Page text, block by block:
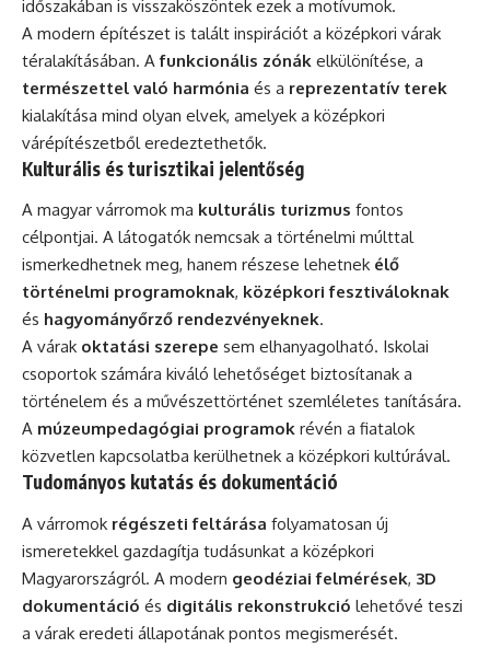
időszakában is visszaköszöntek ezek a motívumok.
A modern építészet is talált inspirációt a középkori várak
téralakításában. Afunkcionális zónák elkülönítése, a
természettel való harmónia és a reprezentatív terek
kialakítása mind olyan elvek, amelyek a középkori
várépítészetből eredeztethetők.
Kulturális és turisztikai jelentőség
A magyar várromok ma kulturális turizmus fontos
célpontjai. A látogatók nemcsak a történelmi múlttal
ismerkedhetnek meg, hanem részese lehetnek élő
történelmi programoknak, középkori fesztiváloknak
és hagyományőrző rendezvényeknek.
A várak oktatási szerepe sem elhanyagolható. Iskolai
csoportok számára kiváló lehetőséget biztosítanak a
történelem és a művészettörténet szemléletes tanítására.
A múzeumpedagógiai programok révén a fiatalok
közvetlen kapcsolatba kerülhetnek a középkori kultúrával.
Tudományos kutatás és dokumentáció
A várromok régészeti feltárása folyamatosan új
ismeretekkel gazdagítja tudásunkat a középkori
Magyarországról. A modern geodéziai felmérések, 3D
dokumentáció és digitális rekonstrukció lehetővé teszi
a várak eredeti állapotának pontos megismerését.